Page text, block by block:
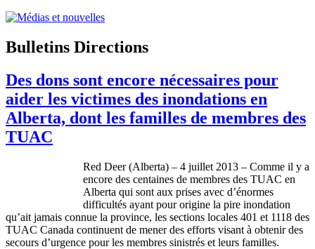
Bulletins Directions
Des dons sont encore nécessaires pour
aider les victimes des inondations en
Alberta, dont les familles de membres des
TUAC
Red Deer (Alberta) – 4 juillet 2013 – Comme il y a
encore des centaines de membres des TUAC en
Alberta qui sont aux prises avec d’énormes
difficultés ayant pourorigine la pire inondation
qu’ait jamais connue la province, les sections locales 401 et 1118 des
TUAC Canada continuent de menerdes efforts visant à obtenirdes
secours d’urgence pour les membres sinistrés et leurs familles.